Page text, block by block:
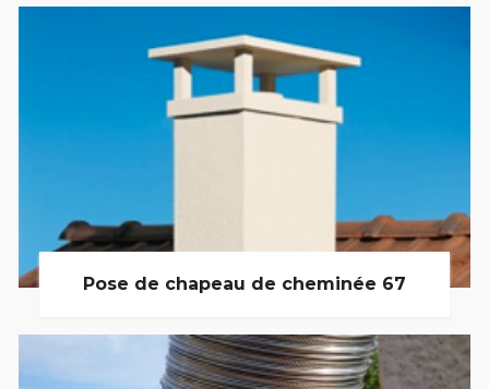
Pose de chapeau de cheminée 67